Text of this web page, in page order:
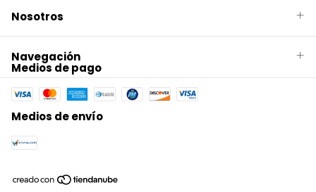
Nosotros
Navegación
Medios de pago
Medios de envío